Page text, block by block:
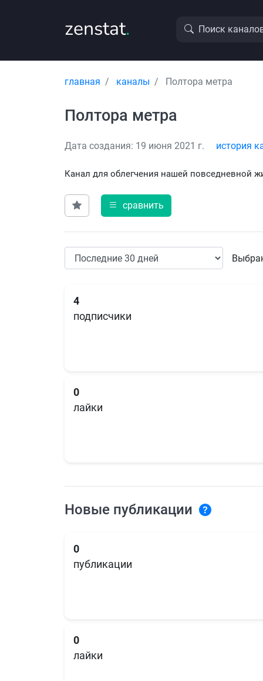
zenstat. Поиск
главная каналы Полтора метра
Полтора метра
Дата создания: 19 июня 2021 г. история
Канал для облегчения нашей повседневной
сравнить
4
подписчики
0
лайки
Новые публикации
0
публикации
0
лайки